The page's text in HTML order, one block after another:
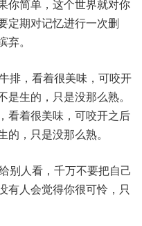
你简单，这个世界就对你
定期对记忆进行一次删
。
排，看着很美味，可咬开
生的，只是没那么熟。
看着很美味，可咬开之后
，只是没那么熟。
别人看，千万不要把自己
有人会觉得你很可怜，只